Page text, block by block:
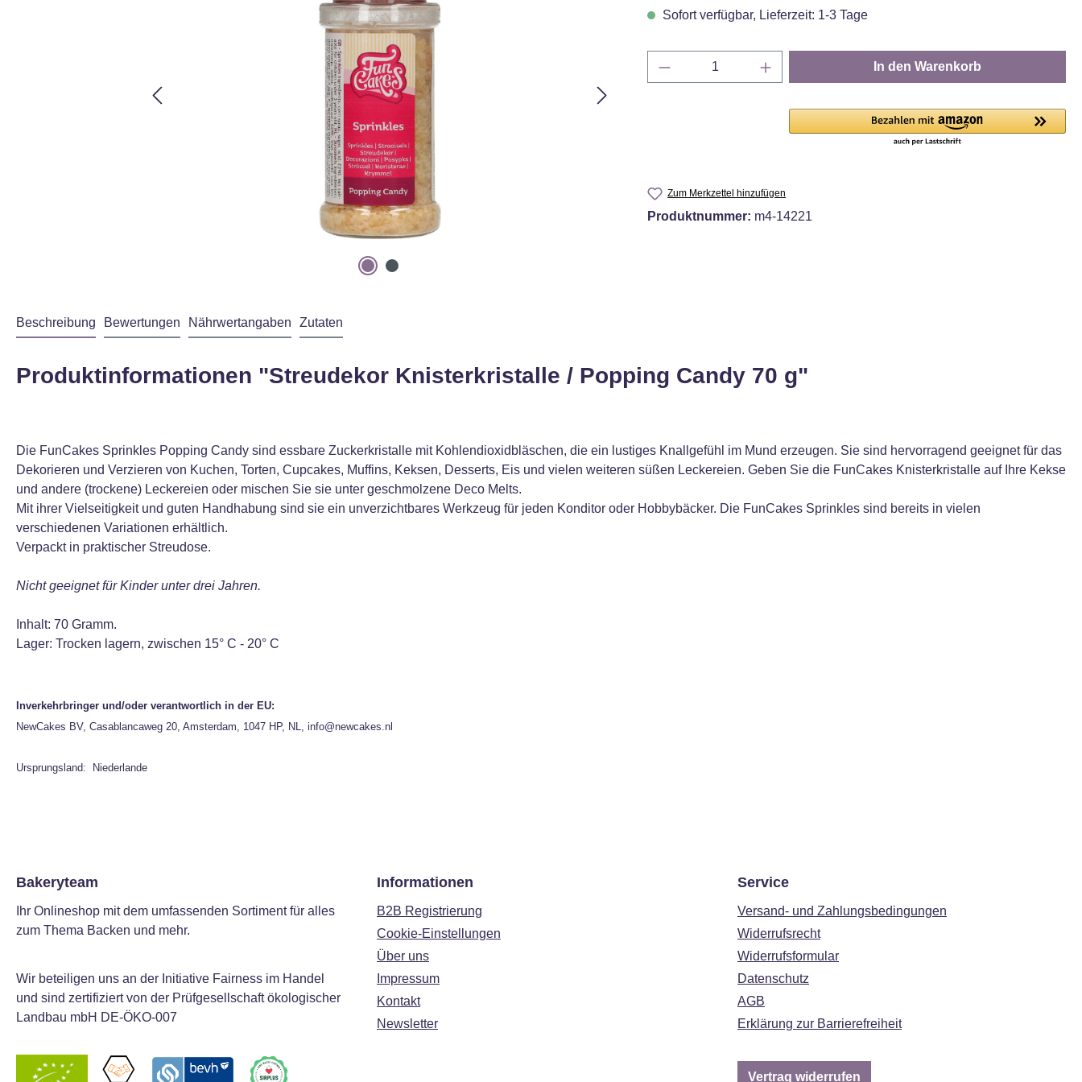
Sofort verfügbar, Lieferzeit: 1-3 Tage
Produkt Anzahl: Gib den gewünschten Wert ein
In den Warenkorb
Zum Merkzettel hinzufügen
Produktnummer: m4-14221
Beschreibung Bewertungen Nährwertangaben Zutaten
Produktinformationen "Streudekor Knisterkristalle / Popping Candy 70 g"
Die FunCakes Sprinkles Popping Candy sind essbare Zuckerkristalle mit Kohlendioxidbläschen, die ein lustiges Knallgefühl im Mund erzeugen. Sie sind hervorragend geeignet für das
Dekorieren und Verzieren von Kuchen, Torten, Cupcakes, Muffins, Keksen, Desserts, Eis und vielen weiteren süßen Leckereien. Geben Sie die FunCakes Knisterkristalle auf Ihre Kekse
und andere (trockene) Leckereien oder mischen Sie sie unter geschmolzene Deco Melts.
Mit ihrer Vielseitigkeit und guten Handhabung sind sie ein unverzichtbares Werkzeug für jeden Konditor oder Hobbybäcker. Die FunCakes Sprinkles sind bereits in vielen
verschiedenen Variationen erhältlich.
Verpackt in praktischer Streudose.
Nicht geeignet für Kinder unter drei Jahren.
Inhalt: 70 Gramm.
Lager: Trocken lagern, zwischen 15° C - 20° C
Inverkehrbringer und/oder verantwortlich in der EU:
NewCakes BV, Casablancaweg 20, Amsterdam, 1047 HP, NL, info@newcakes.nl
Ursprungsland: Niederlande
Bakeryteam
Ihr Onlineshop mit dem umfassenden Sortiment für alles
zum Thema Backen und mehr.
Wir beteiligen uns an der Initiative Fairness im Handel
und sind zertifiziert von der Prüfgesellschaft ökologischer
Landbau mbH DE-ÖKO-007
Informationen
B2B Registrierung
Cookie-Einstellungen
Über uns
Impressum
Kontakt
Newsletter
Service
Versand- und Zahlungsbedingungen
Widerrufsrecht
Widerrufsformular
Datenschutz
AGB
Erklärung zur Barrierefreiheit
Vertrag widerrufen